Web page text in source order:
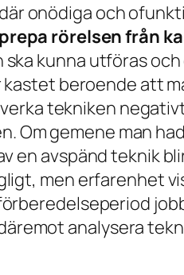
onödiga och
rörelsen från
kunna utföras
beroende att
tekniken
Om gemene man
en avspänd teknik
men erfarenhet
analysera